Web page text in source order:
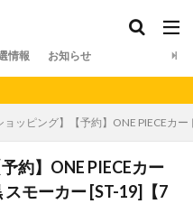
情報 お知らせ
ョッピング】【予約】ONE PIECEカ
約】ONE PIECEカー
スモーカー [ST-19]【7